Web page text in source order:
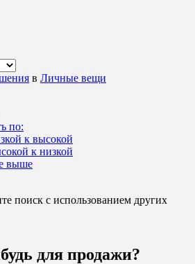
в Личные вещи
по:
к высокой
к низкой
выше
поиск с использованием других
для продажи?